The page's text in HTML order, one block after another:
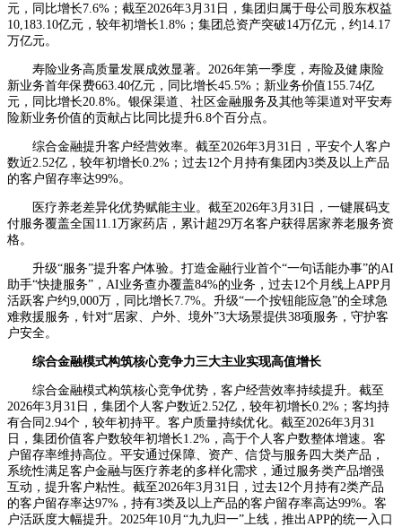
元，同比增长7.6%；截至2026年3月31日，集团归属于母公司股东权益
10,183.10亿元，较年初增长1.8%；集团总资产突破14万亿元，约14.17
万亿元。
寿险业务高质量发展成效显著。2026年第一季度，寿险及健康险
新业务首年保费663.40亿元，同比增长45.5%；新业务价值155.74亿
元，同比增长20.8%。银保渠道、社区金融服务及其他等渠道对平安寿
险新业务价值的贡献占比同比提升6.8个百分点。
综合金融提升客户经营效率。截至2026年3月31日，平安个人客户
数近2.52亿，较年初增长0.2%；过去12个月持有集团内3类及以上产品
的客户留存率达99%。
医疗养老差异化优势赋能主业。截至2026年3月31日，一键展码支
付服务覆盖全国11.1万家药店，累计超29万名客户获得居家养老服务资
格。
升级“服务”提升客户体验。打造金融行业首个“一句话能办事”的AI
助手“快捷服务”，AI业务查办覆盖84%的业务，过去12个月线上APP月
活跃客户约9,000万，同比增长7.7%。升级“一个按钮能应急”的全球急
难救援服务，针对“居家、户外、境外”3大场景提供38项服务，守护客
户安全。
综合金融模式构筑核心竞争力三大主业实现高值增长
综合金融模式构筑核心竞争优势，客户经营效率持续提升。截至
2026年3月31日，集团个人客户数近2.52亿，较年初增长0.2%；客均持
有合同2.94个，较年初持平。客户质量持续优化。截至2026年3月31
日，集团价值客户数较年初增长1.2%，高于个人客户数整体增速。客
户留存率维持高位。平安通过保障、资产、信贷与服务四大类产品，
系统性满足客户金融与医疗养老的多样化需求，通过服务类产品增强
互动，提升客户粘性。截至2026年3月31日，过去12个月持有2类产品
的客户留存率达97%，持有3类及以上产品的客户留存率高达99%。客
户活跃度大幅提升。2025年10月“九九归一”上线，推出APP的统一入口